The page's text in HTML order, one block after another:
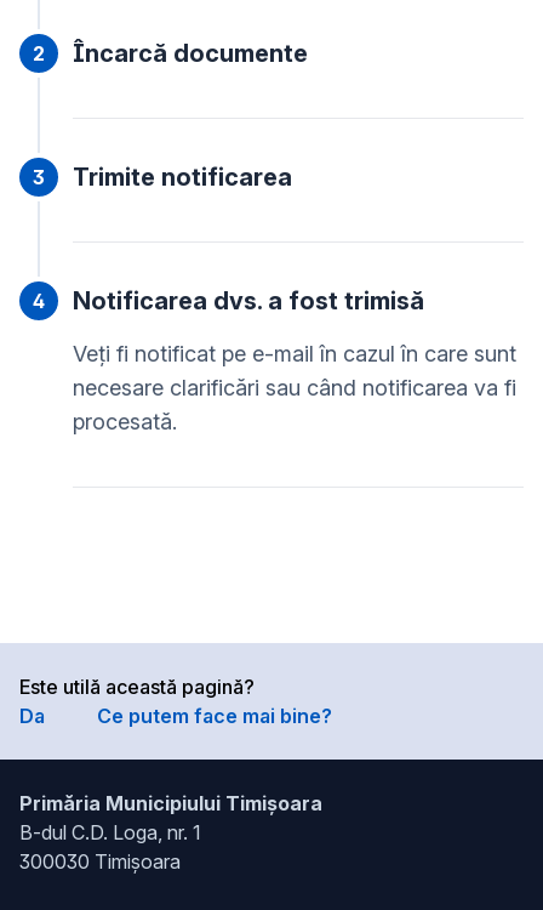
Încarcă documente
Trimite notificarea
Notificarea dvs. a fost trimisă
Veți fi notificat pe e-mail în cazul în care sunt
necesare clarificări sau când notificarea va fi
procesată.
Este utilă această pagină?
Da
Ce putem face mai bine?
Primăria Municipiului Timișoara
B-dul C.D. Loga, nr. 1
300030 Timișoara